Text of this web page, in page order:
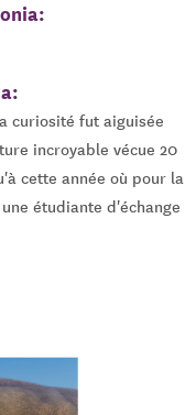
curiosité fut aiguisée
incroyable vécue 20
cette année où pour la
étudiante d'échange